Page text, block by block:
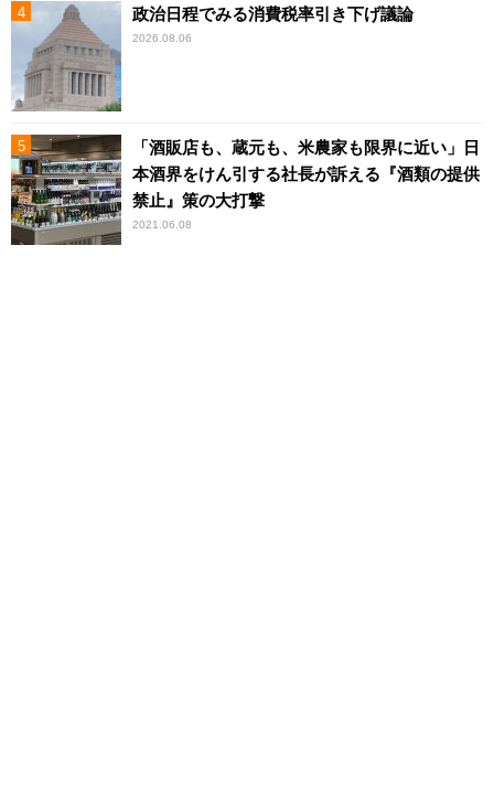
政治日程でみる消費税率引き下げ議論
2026.08.06
「酒販店も、蔵元も、米農家も限界に近い」日
本酒界をけん引する社長が訴える『酒類の提供
禁止』策の大打撃
2021.06.08